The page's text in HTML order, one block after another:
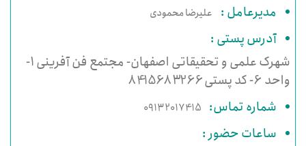
مدیرعامل : علیرضا محمودی
آدرس پستی :
شهرک علمی و تحقیقاتی اصفهان- مجتمع فن آفرینی 1-
واحد 6- کد پستی 8415683266
شماره تماس: 09132017415
ساعات حضور :